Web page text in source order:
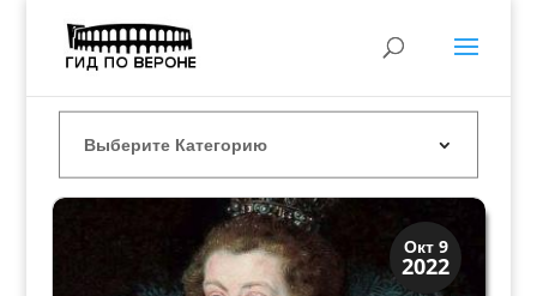
Окт 9
2022
Загадки прошлого
История